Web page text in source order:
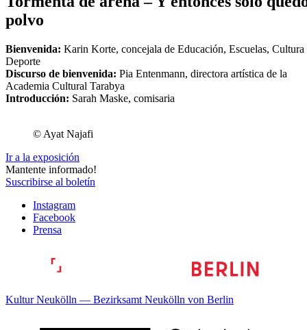
polvo
Bienvenida: Karin Korte, concejala de Educación, Escuelas, Cultura
Deporte
Discurso de bienvenida: Pia Entenmann, directora artística de la
Academia Cultural Tarabya
Introducción: Sarah Maske, comisaria
© Ayat Najafi
Ir a la exposición
Mantente informado!
Suscribirse al boletín
Instagram
Facebook
Prensa
Kultur Neukölln — Bezirksamt Neukölln von Berlin